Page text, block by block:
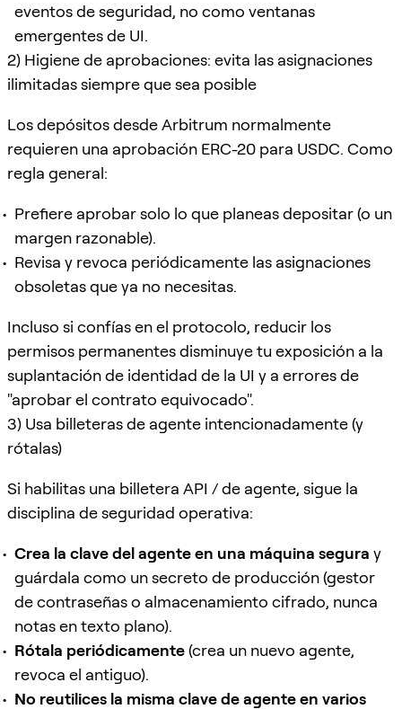
eventos de seguridad, no como ventanas
emergentes de UI.
2) Higiene de aprobaciones: evita las asignaciones
ilimitadas siempre que sea posible
Los depósitos desde Arbitrum normalmente
requieren una aprobación ERC-20 para USDC. Como
regla general:
Prefiere aprobar solo lo que planeas depositar (o un
margen razonable).
Revisa y revoca periódicamente las asignaciones
obsoletas que ya no necesitas.
Incluso si confías en el protocolo, reducir los
permisos permanentes disminuye tu exposición a la
suplantación de identidad de la UI y a errores de
"aprobar el contrato equivocado".
3) Usa billeteras de agente intencionadamente (y
rótalas)
Si habilitas una billetera API / de agente, sigue la
disciplina de seguridad operativa:
Crea la clave del agente en una máquina segura y
guárdala como un secreto de producción (gestor
de contraseñas o almacenamiento cifrado, nunca
notas en texto plano).
Rótala periódicamente(crea un nuevo agente,
revoca el antiguo).
No reutilices la misma clave de agente en varios